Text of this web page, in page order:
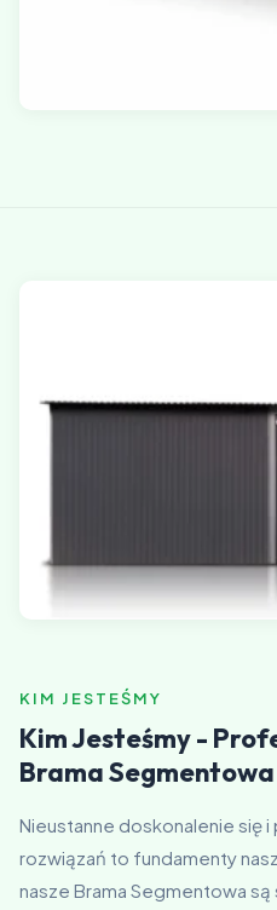
KIM JESTEŚMY
Kim Jesteśmy -
Brama Segmentowa
Nieustanne doskonalenie się
rozwiązań to fundamenty
nasze Brama Segmentowa są